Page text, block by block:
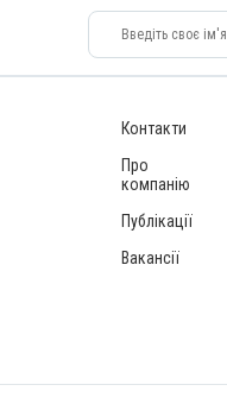
Контакти
Про
компанію
Публікації
Вакансії